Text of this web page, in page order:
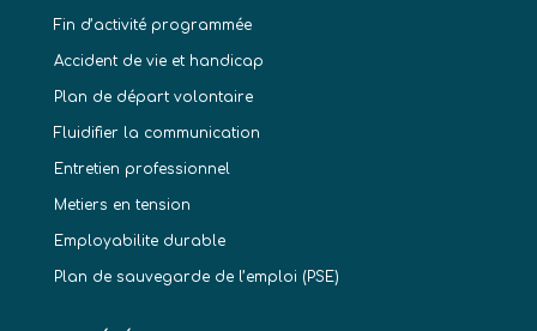
Fin d’activité programmée
Accident de vie et handicap
Plan de départ volontaire
Fluidifier la communication
Entretien professionnel
Metiers en tension
Employabilite durable
Plan de sauvegarde de l’emploi (PSE)